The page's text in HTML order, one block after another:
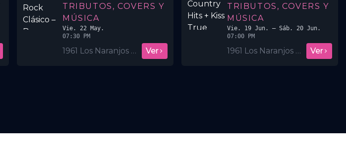
TRIBUTOS, COVERS Y
MÚSICA
Vie. 22 May.
07:30 PM
1961 Los Naranjos BAR & Café Ver
TRIBUTOS, COVERS Y
MÚSICA
Vie. 19 Jun.
– Sáb. 20 Jun.
07:00 PM
1961 Los Naranjos BAR & Café Ver